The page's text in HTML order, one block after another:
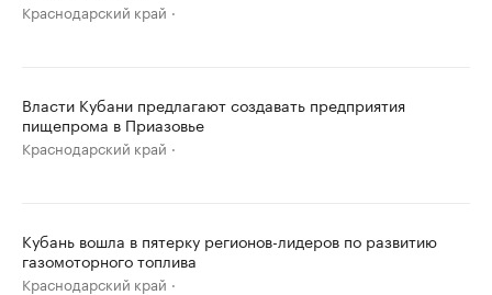
Краснодарский край
Власти Кубани предлагают создавать предприятия
пищепрома в Приазовье
Краснодарский край
Кубань вошла в пятерку регионов-лидеров по развитию
газомоторного топлива
Краснодарский край